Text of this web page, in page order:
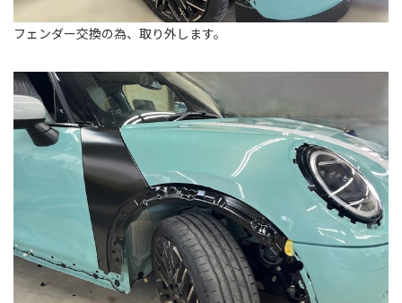
フェンダー交換の為、取り外します。